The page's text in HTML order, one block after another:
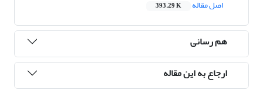
اصل مقاله
393.29 K
هم رسانی
ارجاع به این مقاله